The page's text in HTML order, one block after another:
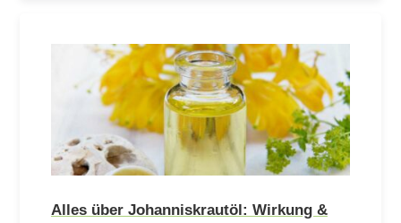
Alles über Johanniskrautöl: Wirkung &